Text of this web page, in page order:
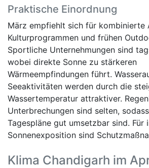
Praktische Einordnung
März empfiehlt sich für kombinierte
Kulturprogrammen und frühen
Sportliche Unternehmungen sind
wobei direkte Sonne zu stärkeren
Wärmeempfindungen führt.
Seeaktivitäten werden durch die
Wassertemperatur attraktiver.
Unterbrechungen sind selten,
Tagespläne gut umsetzbar sind. Für
Sonnenexposition sind
Klima Chandigarh im